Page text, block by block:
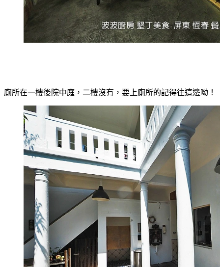
廁所在一樓後院中庭，二樓沒有，要上廁所的記得往這邊呦！